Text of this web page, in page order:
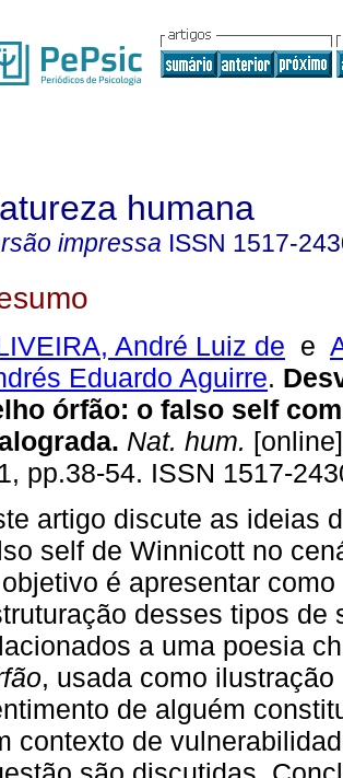
humana
impressa ISSN 1517-
André Luiz de e
Eduardo Aguirre.
órfão: o falso self
. Nat. hum.
pp.38-54. ISSN 1517-
artigo discute as ideias
self de Winnicott no
é apresentar
desses tipos de
a uma poesia
, usada como
de alguém
contexto de